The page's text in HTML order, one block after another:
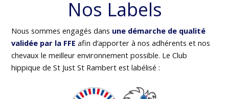
Nos Labels
Nous sommes engagés dans une démarche de qualité
validée par la FFE afin d’apporter à nos adhérents et nos
chevaux le meilleur environnement possible. Le Club
hippique de St Just St Rambert est labélisé :